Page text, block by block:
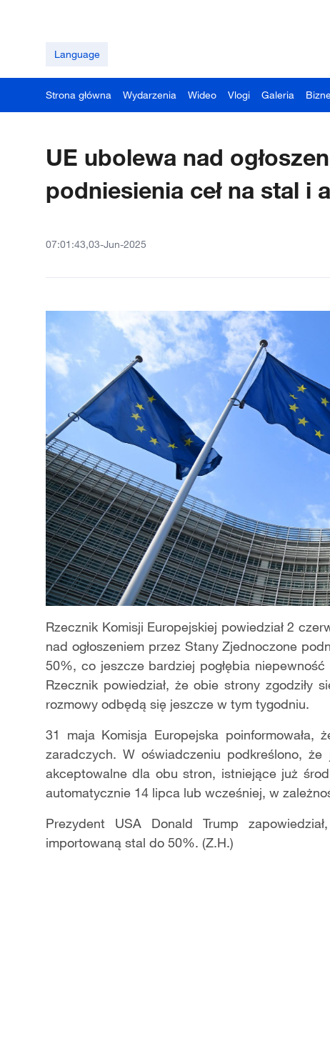
Language
Strona główna Wydarzenia Wideo Vlogi Galeria
UE ubolewa nad
podniesienia ceł na stal i
07:01:43,03-Jun-2025
Rzecznik Komisji Europejskiej powiedział 2
nad ogłoszeniem przez Stany Zjednoczone
50%, co jeszcze bardziej pogłębia
Rzecznik powiedział, że obie strony zgodziły
rozmowy odbędą się jeszcze w tym tygodniu.
31 maja Komisja Europejska
zaradczych. W oświadczeniu podkreślono,
akceptowalne dla obu stron, istniejące już
automatycznie 14 lipca lub wcześniej, w
Prezydent USA Donald Trump
importowaną stal do 50%. (Z.H.)